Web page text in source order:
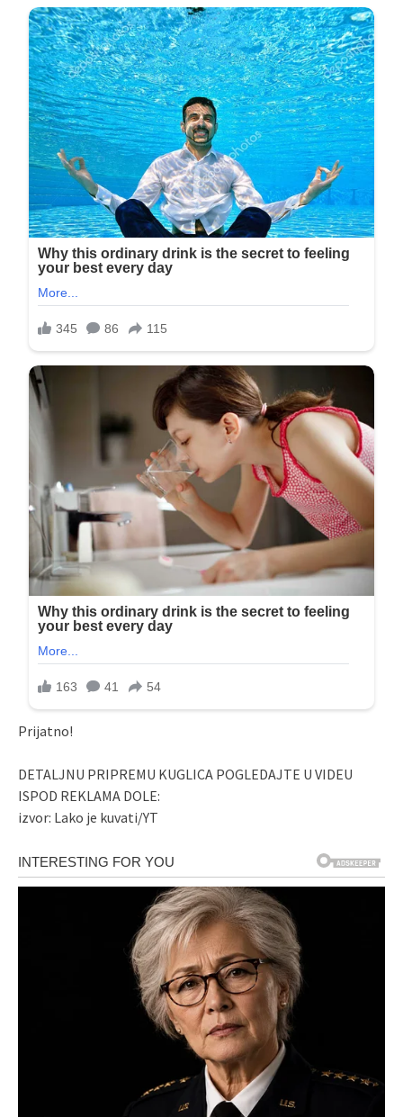
Prijatno!
DETALJNU PRIPREMU KUGLICA POGLEDAJTE U VIDEU
ISPOD REKLAMA DOLE:
izvor: Lako je kuvati/YT